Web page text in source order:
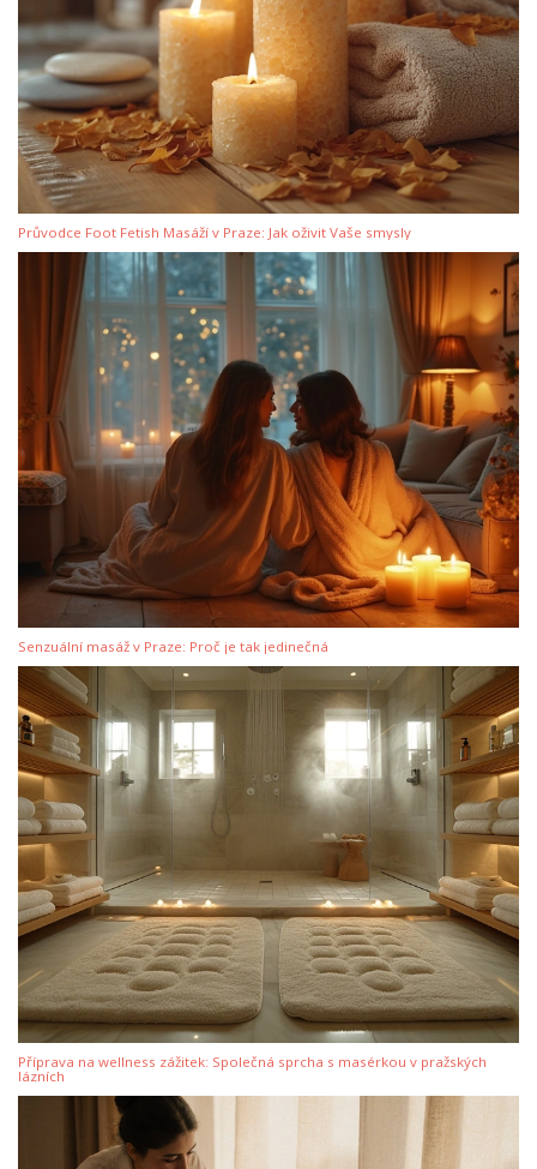
Průvodce Foot Fetish Masáží v Praze: Jak oživit Vaše smysly
Senzuální masáž v Praze: Proč je tak jedinečná
Příprava na wellness zážitek: Společná sprcha s masérkou v pražských
lázních